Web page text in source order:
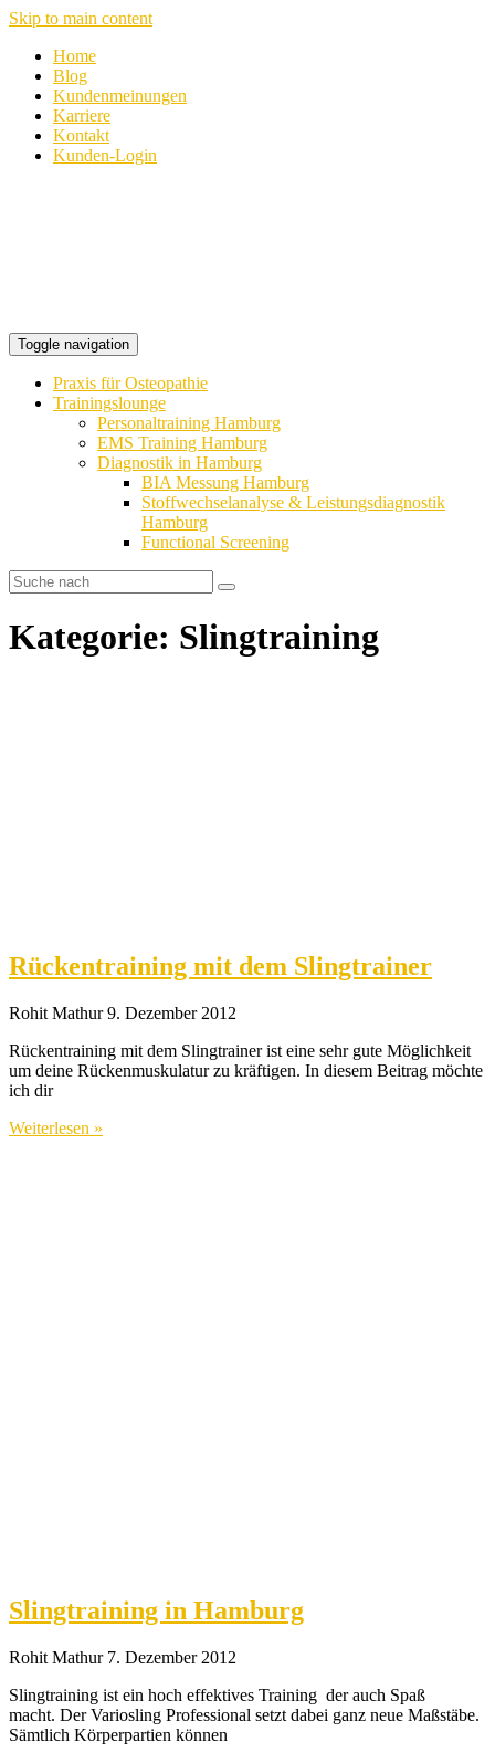
Skip to main content
Home
Blog
Kundenmeinungen
Karriere
Kontakt
Kunden-Login
Toggle navigation
Praxis für Osteopathie
Trainingslounge
Personaltraining Hamburg
EMS Training Hamburg
Diagnostik in Hamburg
BIA Messung Hamburg
Stoffwechselanalyse & Leistungsdiagnostik
Hamburg
Functional Screening
Kategorie: Slingtraining
Rückentraining mit dem Slingtrainer
Rohit Mathur9. Dezember 2012
Rückentraining mit dem Slingtrainer ist eine sehr gute Möglichkeit
um deine Rückenmuskulatur zu kräftigen. In diesem Beitrag möchte
ich dir
Weiterlesen »
Slingtraining in Hamburg
Rohit Mathur 7. Dezember 2012
Slingtraining ist ein hoch effektives Training der auch Spaß
macht. Der Variosling Professional setzt dabei ganz neue Maßstäbe.
Sämtlich Körperpartien können